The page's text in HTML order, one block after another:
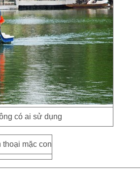
có ai sử dụng